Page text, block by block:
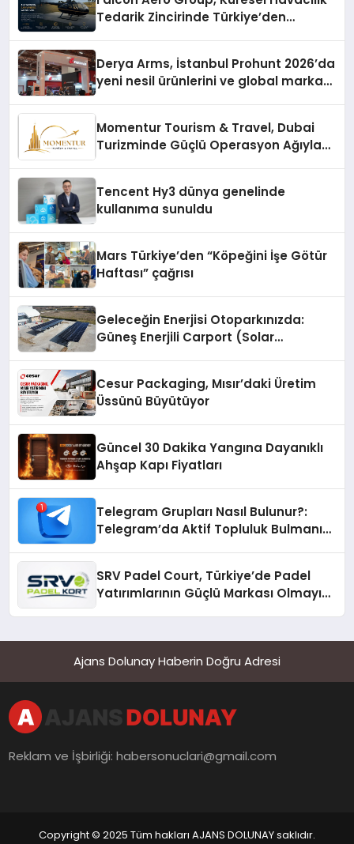
Tedarik Zincirinde Türkiye’den
Derya Arms, İstanbul Prohunt 2026’da
yeni nesil ürünlerini ve global marka
Momentur Tourism & Travel, Dubai
Turizminde Güçlü Operasyon Ağıyla
Tencent Hy3 dünya genelinde
kullanıma sunuldu
Mars Türkiye’den “Köpeğini İşe Götür
Haftası” çağrısı
Geleceğin Enerjisi Otoparkınızda:
Güneş Enerjili Carport (Solar
Cesur Packaging, Mısır’daki Üretim
Üssünü Büyütüyor
Güncel 30 Dakika Yangına Dayanıklı
Ahşap Kapı Fiyatları
Telegram Grupları Nasıl Bulunur?:
Telegram’da Aktif Topluluk Bulmanın
SRV Padel Court, Türkiye’de Padel
Yatırımlarının Güçlü Markası Olmayı
Ajans Dolunay Haberin Doğru Adresi
Reklam ve İşbirliği:habersonuclari@gmail.com
Copyright © 2025 Tüm hakları AJANS DOLUNAY saklıdır.